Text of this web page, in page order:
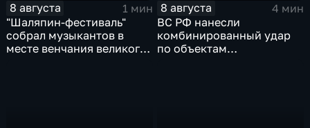
8 августа
1 мин
"Шаляпин‑фестиваль"
собрал музыкантов в
месте венчания великого
8 августа
4 мин
ВС РФ нанесли
комбинированный удар
по объектам